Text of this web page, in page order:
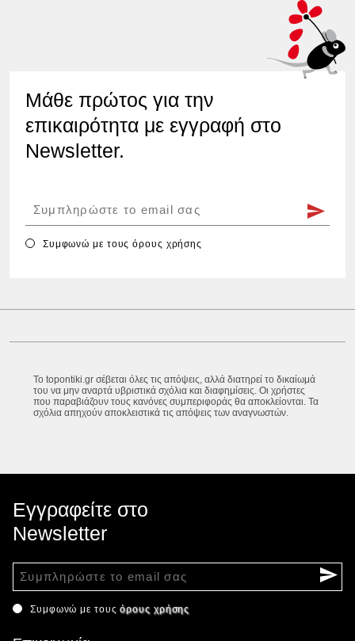
Μάθε πρώτος για την
επικαιρότητα με εγγραφή στο
Newsletter.
Συμφωνώ με τουςόρους χρήσης
Το topontiki.gr σέβεται όλες τις απόψεις, αλλά διατηρεί το δικαίωμά
του να μην αναρτά υβριστικά σχόλια και διαφημίσεις. Οι χρήστες
που παραβιάζουν τους κανόνες συμπεριφοράς θα αποκλείονται. Τα
σχόλια απηχούν αποκλειστικά τις απόψεις των αναγνωστών.
Εγγραφείτε στο
Newsletter
Συμφωνώ με τουςόρους χρήσης